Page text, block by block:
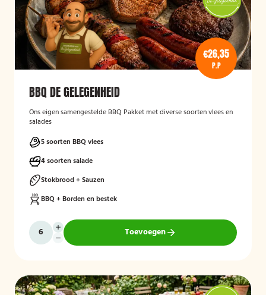
€26,35
P.P
BBQ DE GELEGENHEID
Ons eigen samengestelde BBQ Pakket met diverse soorten vlees en
salades
5 soorten BBQ vlees
4 soorten salade
Stokbrood + Sauzen
BBQ + Borden en bestek
Toevoegen